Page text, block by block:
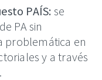
PAÍS: se
PA sin
problemática en
y a través